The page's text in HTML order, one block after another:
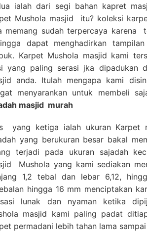
ialah dari segi bahan kapret
Mushola masjid itu? koleksi
memang sudah terpercaya karena
dapat menghadirkan
Karpet Mushola masjid kami
yang paling serasi jka dipadukan
anda. Itulah mengapa kami
menyarankan untuk membeli
masjid murah
yang ketiga ialah ukuran Karpet
yang berukuran besar bakal
terjadi pada ukuran sajadah
Mushola yang kami sediakan
1,2 tebal dan lebar 6,12,
hingga 16 mm menciptakan
lunak dan nyaman ketika
masjid kami paling padat
permadani lebih tahan lama